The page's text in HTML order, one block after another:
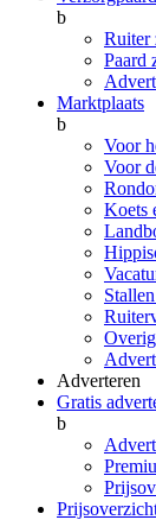
b
Ruiter
Paard
Marktplaats
b
Voor
Voor
Koets
Adverteren
Gratis
b